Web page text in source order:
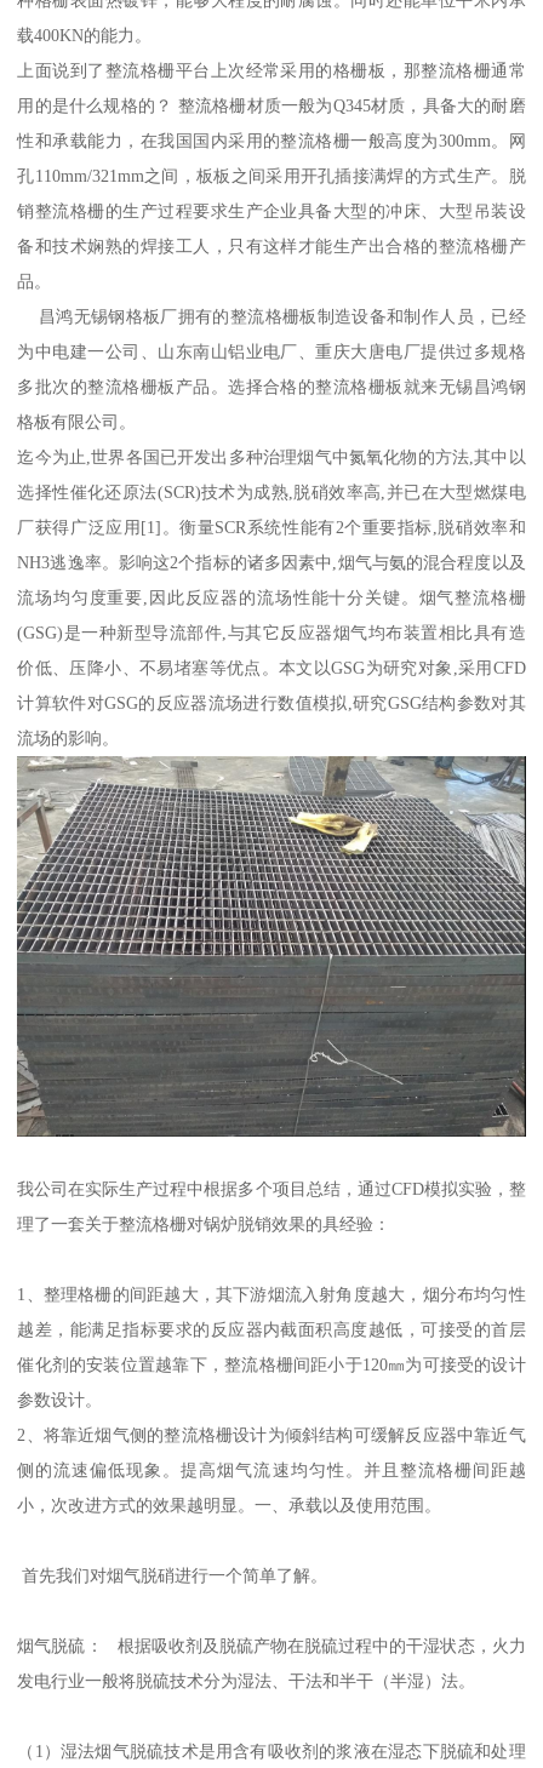
载400KN的能力。
上面说到了整流格栅平台上次经常采用的格栅板，那整流格栅通常
用的是什么规格的？ 整流格栅材质一般为Q345材质，具备大的耐磨
性和承载能力，在我国国内采用的整流格栅一般高度为300mm。网
孔110mm/321mm之间，板板之间采用开孔插接满焊的方式生产。脱
销整流格栅的生产过程要求生产企业具备大型的冲床、大型吊装设
备和技术娴熟的焊接工人，只有这样才能生产出合格的整流格栅产
品。
昌鸿无锡钢格板厂拥有的整流格栅板制造设备和制作人员，已经
为中电建一公司、山东南山铝业电厂、重庆大唐电厂提供过多规格
多批次的整流格栅板产品。选择合格的整流格栅板就来无锡昌鸿钢
格板有限公司。
迄今为止,世界各国已开发出多种治理烟气中氮氧化物的方法,其中以
选择性催化还原法(SCR)技术为成熟,脱硝效率高,并已在大型燃煤电
厂获得广泛应用[1]。衡量SCR系统性能有2个重要指标,脱硝效率和
NH3逃逸率。影响这2个指标的诸多因素中,烟气与氨的混合程度以及
流场均匀度重要,因此反应器的流场性能十分关键。烟气整流格栅
(GSG)是一种新型导流部件,与其它反应器烟气均布装置相比具有造
价低、压降小、不易堵塞等优点。本文以GSG为研究对象,采用CFD
计算软件对GSG的反应器流场进行数值模拟,研究GSG结构参数对其
流场的影响。
我公司在实际生产过程中根据多个项目总结，通过CFD模拟实验，整
理了一套关于整流格栅对锅炉脱销效果的具经验：
1、整理格栅的间距越大，其下游烟流入射角度越大，烟分布均匀性
越差，能满足指标要求的反应器内截面积高度越低，可接受的首层
催化剂的安装位置越靠下，整流格栅间距小于120㎜为可接受的设计
参数设计。
2、将靠近烟气侧的整流格栅设计为倾斜结构可缓解反应器中靠近气
侧的流速偏低现象。提高烟气流速均匀性。并且整流格栅间距越
小，次改进方式的效果越明显。一、承载以及使用范围。
首先我们对烟气脱硝进行一个简单了解。
烟气脱硫： 根据吸收剂及脱硫产物在脱硫过程中的干湿状态，火力
发电行业一般将脱硫技术分为湿法、干法和半干（半湿）法。
（1）湿法烟气脱硫技术是用含有吸收剂的浆液在湿态下脱硫和处理